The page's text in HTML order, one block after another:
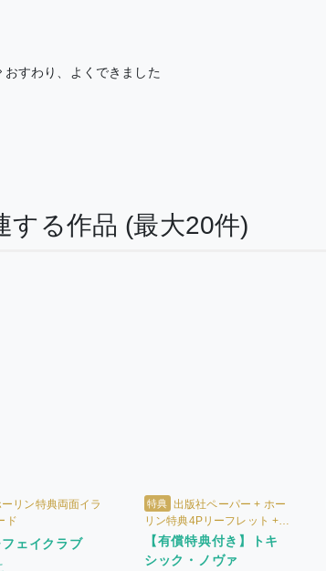
おすわり、よくできました
する作品 (最大20件)
リン特典両面イラ
ド
ェイクラブ
特典 出版社ペーパー + ホー
リン特典4Pリーフレット +
【有償特典】描き下ろしアク
リルスタンド
【有償特典付き】トキ
シック・ノヴァ